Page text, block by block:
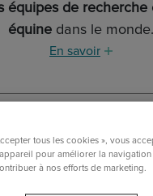
équipes de recherche
équine dans le monde.
En savoir
tous les cookies », vous
pour améliorer la navigation
à nos efforts de marketing.